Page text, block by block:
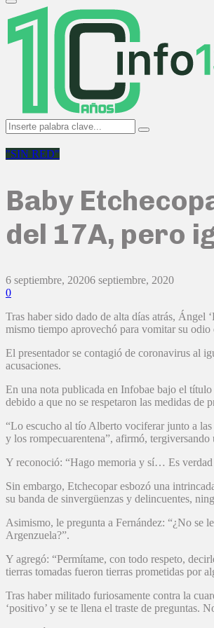
Primary
Menu
Search
for:
Search
"SIN RED"
Baby
del 17A, pero
6 septiembre, 20206 septiembre, 2020
0
Tras haber sido dado de alta días atrás, Ángel
mismo tiempo aprovechó para vomitar su
El presentador se contagió de coronavirus al
acusaciones.
En una nota publicada en Infobae bajo el
debido a que no se respetaron las medidas
“Lo escucho al tío Alberto vociferar junto a
y los rompecuarentena”, afirmó, tergiversando
Y reconoció: “Hago memoria y sí… Es verdad
Sin embargo, Etchecopar esbozó una
su banda de sinvergüenzas y delincuentes,
Asimismo, le pregunta a Fernández: “¿No se
Argenzuela?”.
Y agregó: “Permítame, con todo respeto,
tierras tomadas fueron tierras prometidas por
Tras haber militado furiosamente contra la
‘positivo’ y se te llena el traste de preguntas.